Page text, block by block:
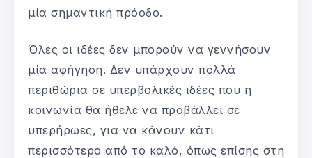
μία σημαντική πρόοδο.
Όλες οι ιδέες δεν μπορούν να γεννήσουν
μία αφήγηση. Δεν υπάρχουν πολλά
περιθώρια σε υπερβολικές ιδέες που η
κοινωνία θα ήθελε να προβάλλει σε
υπερήρωες, για να κάνουν κάτι
περισσότερο από το καλό, όπως επίσης στη